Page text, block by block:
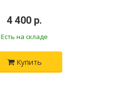
4 400 р.
Есть на складе
Купить